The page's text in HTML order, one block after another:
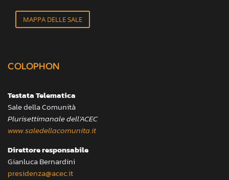
MAPPA DELLE SALE
COLOPHON
Testata Telematica
Sale della Comunità
Plurisettimanale dell’ACEC
www.saledellacomunita.it
Direttore responsabile
Gianluca Bernardini
presidenza@acec.it